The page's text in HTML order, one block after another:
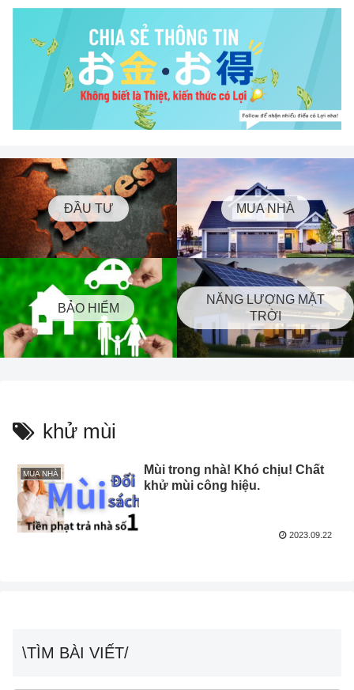
ĐẦU TƯ MUA NHÀ
BẢO HIỂM
NĂNG LƯỢNG MẶT
TRỜI
khử mùi
MUA NHÀ
Mùi trong nhà! Khó chịu! Chất
khử mùi công hiệu.
2023.09.22
\TÌM BÀI VIẾT/